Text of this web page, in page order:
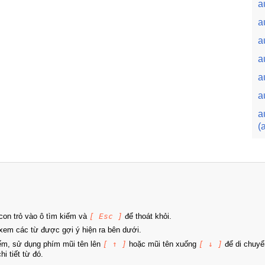
trỏ vào ô tìm kiếm và [ Esc ] để thoát khỏi.
các từ được gợi ý hiện ra bên dưới.
sử dụng phím mũi tên lên [ ↑ ] hoặc mũi tên xuống [ ↓ ] để di
tiết từ đó.